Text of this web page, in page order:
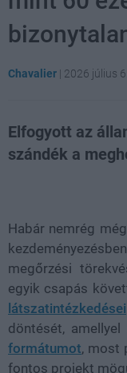
Chavalier | 2026 július
Elfogyott az
szándék a
Habár nemrég
megőrzési
egyik csapás
látszatintézkedései
döntését,
formátumot, most
fontos projekt